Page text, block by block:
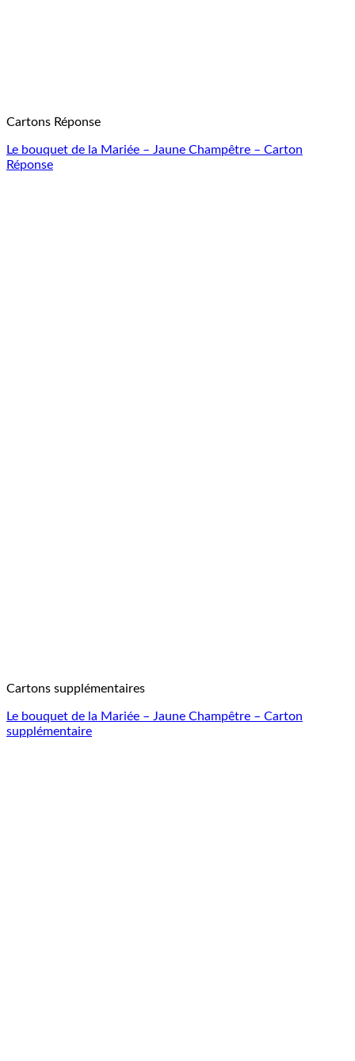
Cartons Réponse
Le bouquet de la Mariée – Jaune Champêtre – Carton
Réponse
Cartons supplémentaires
Le bouquet de la Mariée – Jaune Champêtre – Carton
supplémentaire